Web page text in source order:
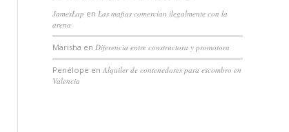
JamesLap enLas mafias comercian ilegalmente con la
arena
Marisha enDiferencia entre constructora y promotora
Penélope enAlquiler de contenedores para escombro en
Valencia